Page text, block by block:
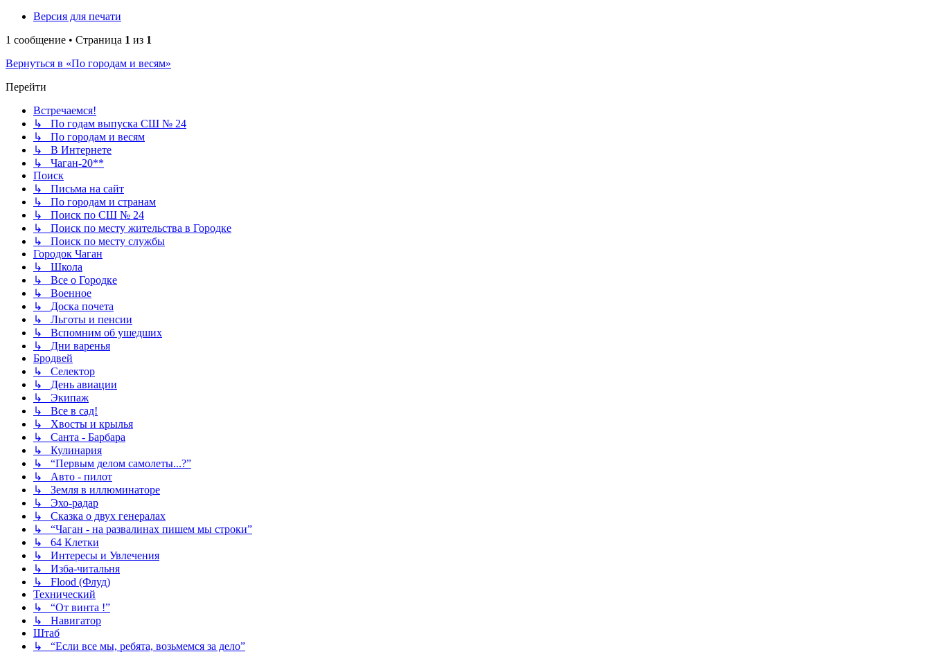
Версия для печати
1 сообщение • Страница 1 из 1
Вернуться в «По городам и весям»
Перейти
Встречаемся!
↳ По годам выпуска СШ № 24
↳ По городам и весям
↳ В Интернете
↳ Чаган-20**
Поиск
↳ Письма на сайт
↳ По городам и странам
↳ Поиск по СШ № 24
↳ Поиск по месту жительства в Городке
↳ Поиск по месту службы
Городок Чаган
↳ Школа
↳ Все о Городке
↳ Военное
↳ Доска почета
↳ Льготы и пенсии
↳ Вспомним об ушедших
↳ Дни варенья
Бродвей
↳ Селектор
↳ День авиации
↳ Экипаж
↳ Все в сад!
↳ Хвосты и крылья
↳ Санта - Барбара
↳ Кулинария
↳ “Первым делом самолеты...?”
↳ Авто - пилот
↳ Земля в иллюминаторе
↳ Эхо-радар
↳ Сказка о двух генералах
↳ “Чаган - на развалинах пишем мы строки”
↳ 64 Клетки
↳ Интересы и Увлечения
↳ Изба-читальня
↳ Flood (Флуд)
Технический
↳ “От винта !”
↳ Навигатор
Штаб
↳ “Если все мы, ребята, возьмемся за дело”